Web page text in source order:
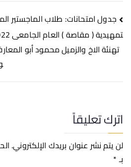
جدول امتحانات: طلاب الماجستير
تمهيدية ( مقاصة ) العام الجامعى 2021/2022م “
تهنئة الاخ والزميل محمود أبو
اترك تعليقاً
لن يتم نشر عنوان بريدك الإلكتروني.
بـ*